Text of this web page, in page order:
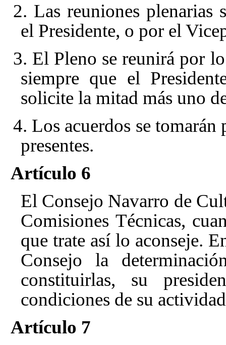
2. Las reuniones plenarias
el Presidente, o por el
3. El Pleno se reunirá por
siempre que el
solicite la mitad más uno
4. Los acuerdos se
presentes.
Artículo 6
El Consejo Navarro de
Comisiones Técnicas,
que trate así lo aconseje.
Consejo la
constituirlas, su
condiciones de su
Artículo 7